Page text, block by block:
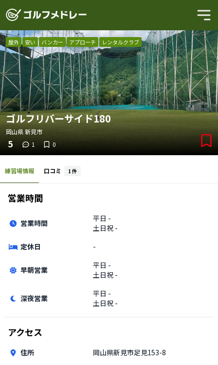
屋外 安い バンカー アプローチ レンタルクラブ
ゴルフリバーサイド180
岡山県新見市
5 1 0
練習場情報 口コミ 1 件
営業時間
営業時間 平日 -
土日祝 -
定休日
-
早朝営業 平日 -
土日祝 -
深夜営業 平日 -
土日祝 -
アクセス
住所 岡山県新見市足見153-8